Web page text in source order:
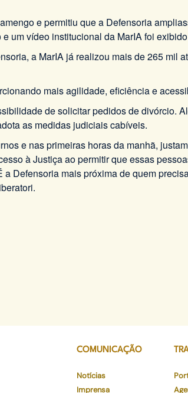
e permitiu que a Defensoria
um vídeo institucional da MarIA foi
a MarIA já realizou mais de 265 mil
mais agilidade, eficiência e
de solicitar pedidos de divórcio.
as medidas judiciais cabíveis.
e nas primeiras horas da manhã,
à Justiça ao permitir que essas
Defensoria mais próxima de quem
COMUNICAÇÃO
Notícias
Imprensa